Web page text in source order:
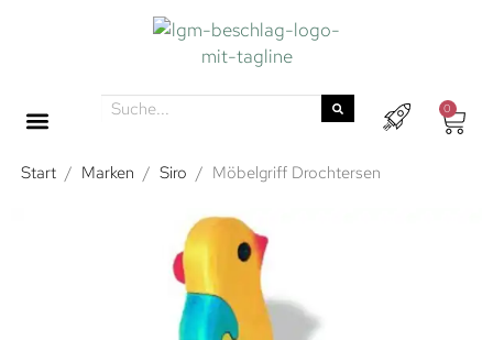
0
Start / Marken / Siro / Möbelgriff Drochtersen